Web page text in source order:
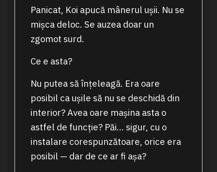
Panicat, Koi apucă mânerul ușii. Nu se
mișca deloc. Se auzea doar un
zgomot surd.
Ce e asta?
Nu putea să înțeleagă. Era oare
posibil ca ușile să nu se deschidă din
interior? Avea oare mașina asta o
astfel de funcție? Păi… sigur, cu o
instalare corespunzătoare, orice era
posibil — dar de ce ar fi așa?